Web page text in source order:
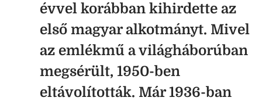
évvel korábban kihirdette az
első magyar alkotmányt. Mivel
az emlékmű a világháborúban
megsérült, 1950-ben
eltávolították. Már 1936-ban